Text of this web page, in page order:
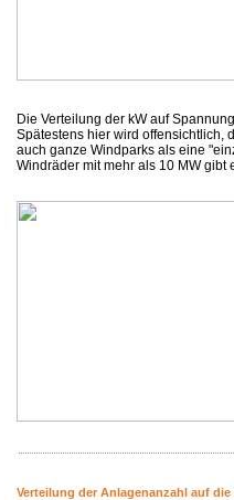
Die Verteilung der kW auf
Spätestens hier wird offensichtlich,
auch ganze Windparks als eine
Windräder mit mehr als 10 MW gibt
Verteilung der Anlagenanzahl auf die